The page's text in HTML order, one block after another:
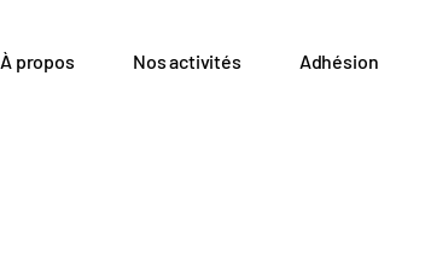
À propos Nos activités Adhésion